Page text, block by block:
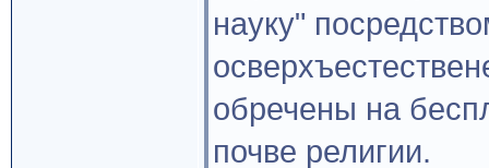
науку"
обречены на
почве религии.